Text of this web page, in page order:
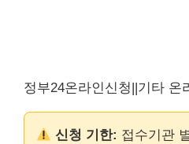
정부24온라인신청||기타 온
신청 기한: 접수기관